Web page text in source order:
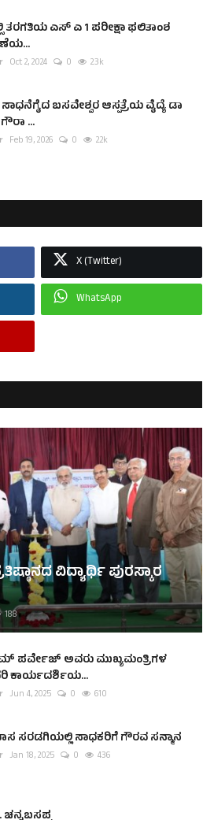
ತರಗತಿಯ ಎಸ್ ಎ 1 ಪರೀಕ್ಷಾ ಫಲಿತಾಂಶ
Oct 2, 2024 0 2.3k
ಬಸವೇಶ್ವರ ಆಸ್ಪತ್ರೆಯ ವೈದ್ಯೆ ಡಾ
...
Feb 19, 2026 0 2.2k
X (Twitter)
WhatsApp
ವಿದ್ಯಾರ್ಥಿ ಪುರಸ್ಕಾರ
188
ಪರ್ವೇಜ್ ಅವರು ಮುಖ್ಯಮಂತ್ರಿಗಳ
ಕಾರ್ಯದರ್ಶಿಯ...
Jun 4, 2025 0 610
ಸರಡಗಿಯಲ್ಲಿ ಸಾಧಕರಿಗೆ ಗೌರವ ಸನ್ಮಾನ
Jan 18, 2025 0 436